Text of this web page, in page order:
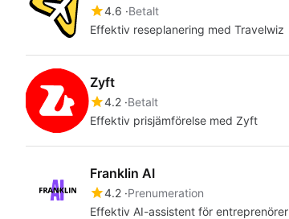
4.6 Betalt
Effektiv reseplanering med Travelwiz
Zyft
4.2 Betalt
Effektiv prisjämförelse med Zyft
Franklin AI
4.2 Prenumeration
Effektiv AI-assistent för entreprenörer